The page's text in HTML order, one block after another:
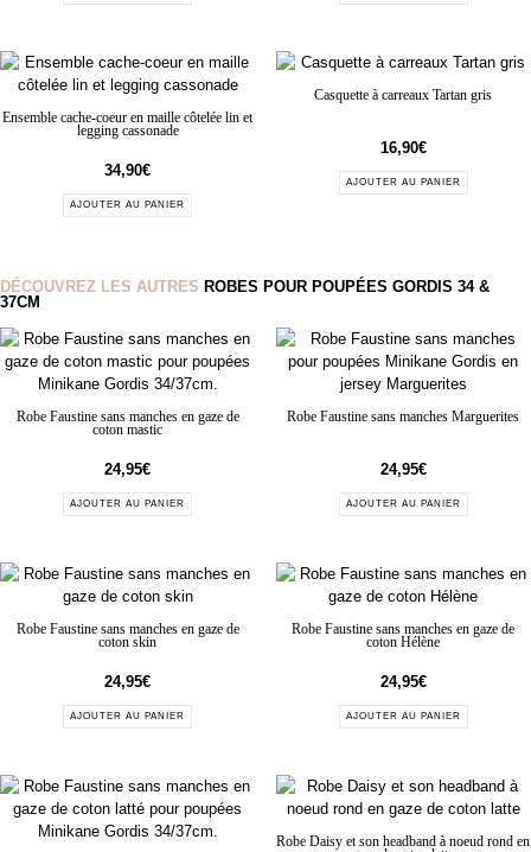
Ensemble cache-coeur en maille côtelée lin et
legging cassonade
34,90€
AJOUTER AU PANIER
Casquette à carreaux Tartan gris
16,90€
AJOUTER AU PANIER
DÉCOUVREZ LES AUTRES ROBES POUR POUPÉES GORDIS 34 &
37CM
Robe Faustine sans manches en gaze de
coton mastic
24,95€
AJOUTER AU PANIER
Robe Faustine sans manches Marguerites
24,95€
AJOUTER AU PANIER
Robe Faustine sans manches en gaze de
coton skin
24,95€
AJOUTER AU PANIER
Robe Faustine sans manches en gaze de
coton Hélène
24,95€
AJOUTER AU PANIER
Robe Daisy et son headband à noeud rond en